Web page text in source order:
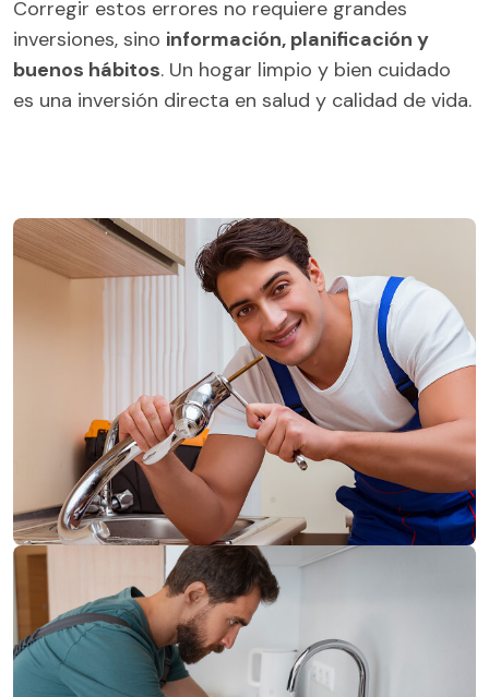
Corregir estos errores no requiere grandes
inversiones, sino información, planificación y
buenos hábitos. Un hogar limpio y bien cuidado
es una inversión directa en salud y calidad de vida.